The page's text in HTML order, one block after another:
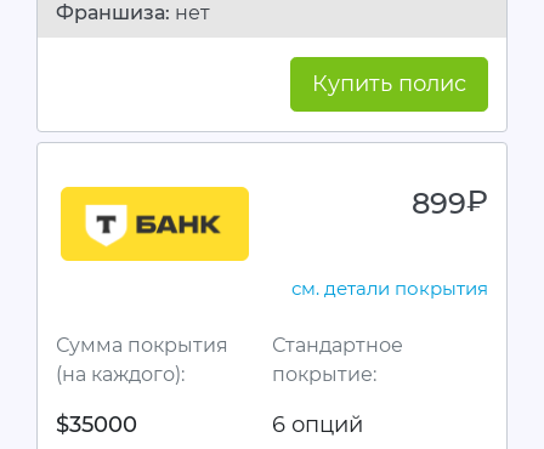
Франшиза: нет
Купить полис
899руб.
см. детали покрытия
Сумма покрытия
(на каждого):
$35000
Стандартное
покрытие:
6 опций